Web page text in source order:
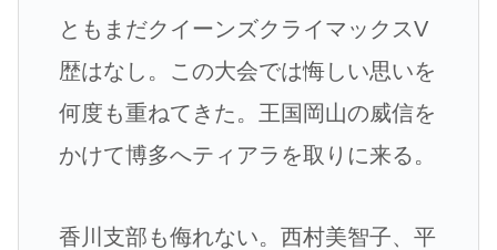
ともまだクイーンズクライマックスV
歴はなし。この大会では悔しい思いを
何度も重ねてきた。王国岡山の威信を
かけて博多へティアラを取りに来る。
香川支部も侮れない。西村美智子、平